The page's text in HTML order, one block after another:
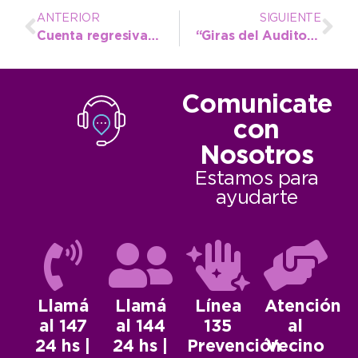
ANTERIOR
Cuenta regresiva para la primavera
SIGUIENTE
“Giras del Auditorium” llega mañana a Necochea con obras gratuitas
Comunicate
con
Nosotros
Estamos para
ayudarte
Llamá
al 147
24 hs |
Llamá
al 144
24 hs |
Línea
135
Prevención
Atención
al
Vecino